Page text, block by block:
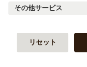
その他サービス
リセット